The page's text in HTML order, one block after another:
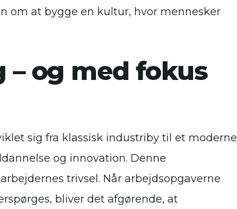
om at bygge en kultur, hvor mennesker
– og med fokus
sig fra klassisk industriby til et moderne
og innovation. Denne
trivsel. Når arbejdsopgaverne
bliver det afgørende, at